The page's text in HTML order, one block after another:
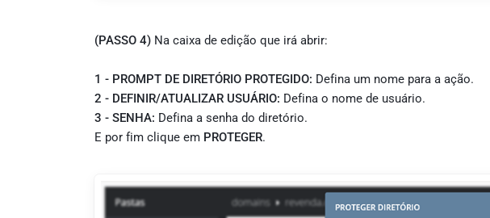
(PASSO 4) Na caixa de edição que irá abrir:
1 - PROMPT DE DIRETÓRIO PROTEGIDO: Defina um nome para a ação.
2 - DEFINIR/ATUALIZAR USUÁRIO: Defina o nome de usuário.
3 - SENHA: Defina a senha do diretório.
E por fim clique em PROTEGER.